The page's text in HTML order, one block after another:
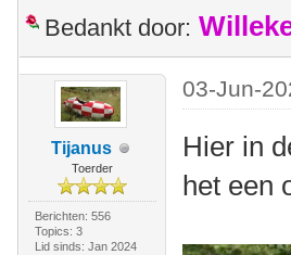
Bedankt door:
Tijanus
Toerder
Berichten: 556
Topics: 3
Lid sinds: Jan 2024
03-Jun-
Hier in
het een